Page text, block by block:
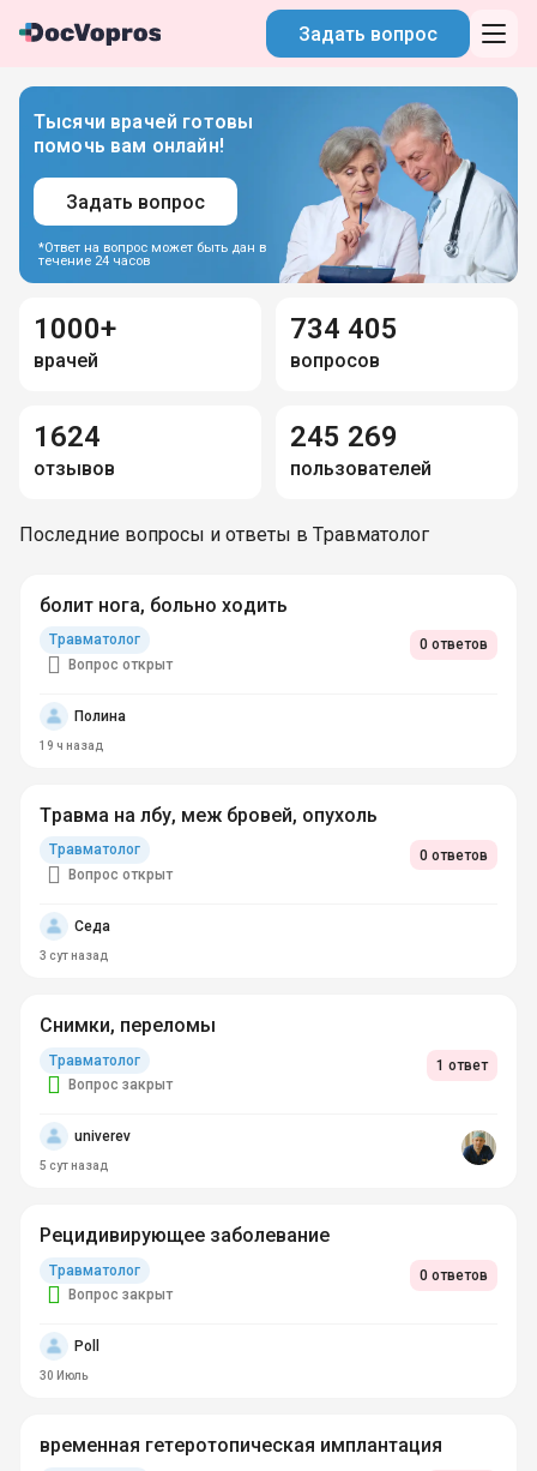
Задать вопрос
Тысячи врачей готовы
помочь вам онлайн!
Задать вопрос
*Ответ на вопрос может быть дан в
течение 24 часов
1000+
врачей
734 405
вопросов
1624
отзывов
245 269
пользователей
Последние вопросы и ответы в Травматолог
болит нога, больно ходить
Травматолог
Вопрос открыт
0 ответов
Полина
19 ч назад
Травма на лбу, меж бровей, опухоль
Травматолог
Вопрос открыт
0 ответов
Седа
3 сут назад
Снимки, переломы
Травматолог
Вопрос закрыт
1 ответ
univerev
5 сут назад
Рецидивирующее заболевание
Травматолог
Вопрос закрыт
0 ответов
Poll
30 Июль
временная гетеротопическая имплантация